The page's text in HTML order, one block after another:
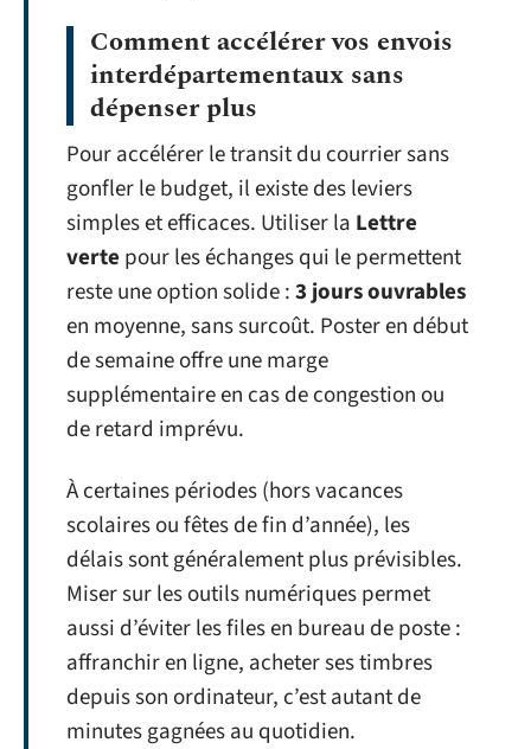
Comment accélérer vos envois
interdépartementaux sans
dépenser plus
Pour accélérer le transit du courrier sans
gonfler le budget, il existe des leviers
simples et efficaces. Utiliser la Lettre
verte pour les échanges qui le permettent
reste une option solide :3 jours ouvrables
en moyenne, sans surcoût. Poster en début
de semaine offre une marge
supplémentaire en cas de congestion ou
de retard imprévu.
À certaines périodes (hors vacances
scolaires ou fêtes de fin d’année), les
délais sont généralement plus prévisibles.
Miser sur les outils numériques permet
aussi d’éviter les files en bureau de poste :
affranchir en ligne, acheter ses timbres
depuis son ordinateur, c’est autant de
minutes gagnées au quotidien.